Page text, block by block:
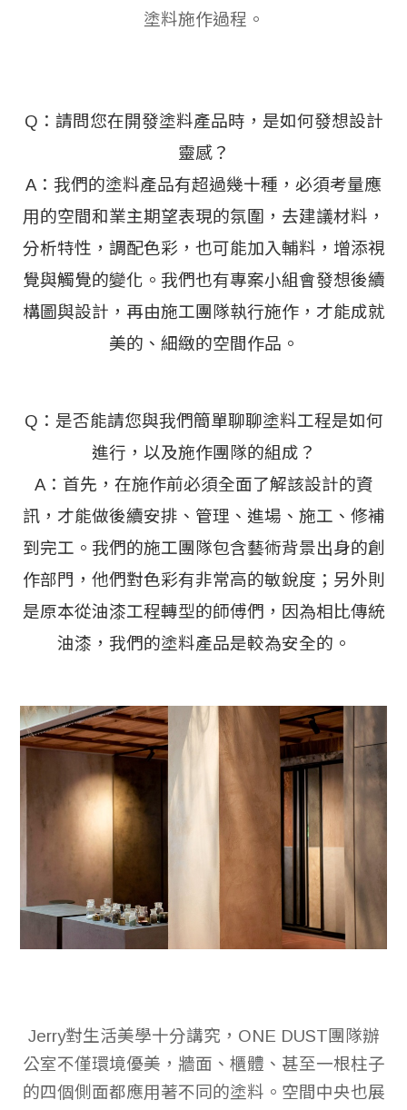
塗料施作過程。
Q：請問您在開發塗料產品時，是如何發想設計
靈感？
A：我們的塗料產品有超過幾十種，必須考量應
用的空間和業主期望表現的氛圍，去建議材料，
分析特性，調配色彩，也可能加入輔料，增添視
覺與觸覺的變化。我們也有專案小組會發想後續
構圖與設計，再由施工團隊執行施作，才能成就
美的、細緻的空間作品。
Q：是否能請您與我們簡單聊聊塗料工程是如何
進行，以及施作團隊的組成？
A：首先，在施作前必須全面了解該設計的資
訊，才能做後續安排、管理、進場、施工、修補
到完工。我們的施工團隊包含藝術背景出身的創
作部門，他們對色彩有非常高的敏銳度；另外則
是原本從油漆工程轉型的師傅們，因為相比傳統
油漆，我們的塗料產品是較為安全的。
Jerry對生活美學十分講究，ONE DUST團隊辦
公室不僅環境優美，牆面、櫃體、甚至一根柱子
的四個側面都應用著不同的塗料。空間中央也展